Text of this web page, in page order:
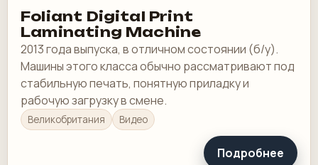
Foliant Digital Print
Laminating Machine
2013 года выпуска, в отличном состоянии (б/у).
Машины этого класса обычно рассматривают под
стабильную печать, понятную приладку и
рабочую загрузку в смене.
Великобритания Видео
Подробнее